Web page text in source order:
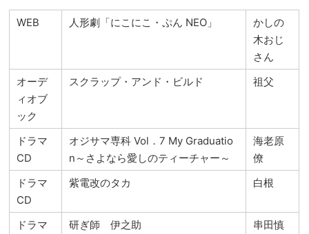
WEB 人形劇「にこにこ・ぷん NEO」
かしの
木おじ
さん
オーデ
ィオブ
ック
スクラップ・アンド・ビルド 祖父
ドラマ
CD
オジサマ専科 Vol．7 My Graduatio
n～さよなら愛しのティーチャー～
海老原
僚
ドラマ
CD
紫電改のタカ 白根
ドラマ
研ぎ師 伊之助
串田慎